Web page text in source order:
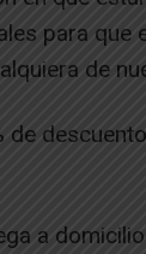
para que
de
a